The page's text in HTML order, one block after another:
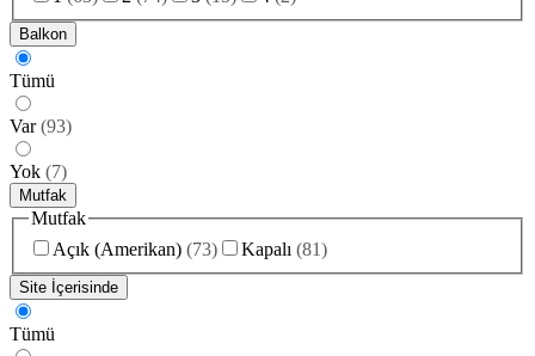
Balkon
Tümü
Var (93)
Yok (7)
Mutfak
Mutfak
Açık (Amerikan) (73) Kapalı (81)
Site İçerisinde
Tümü